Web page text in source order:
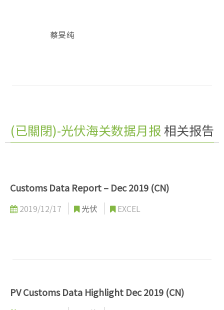
蔡旻纯
(已關閉)-光伏海关数据月报相关报告
Customs Data Report – Dec 2019 (CN)
2019/12/17 光伏 EXCEL
PV Customs Data Highlight Dec 2019 (CN)